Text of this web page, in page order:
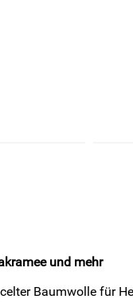
und mehr
Baumwolle für